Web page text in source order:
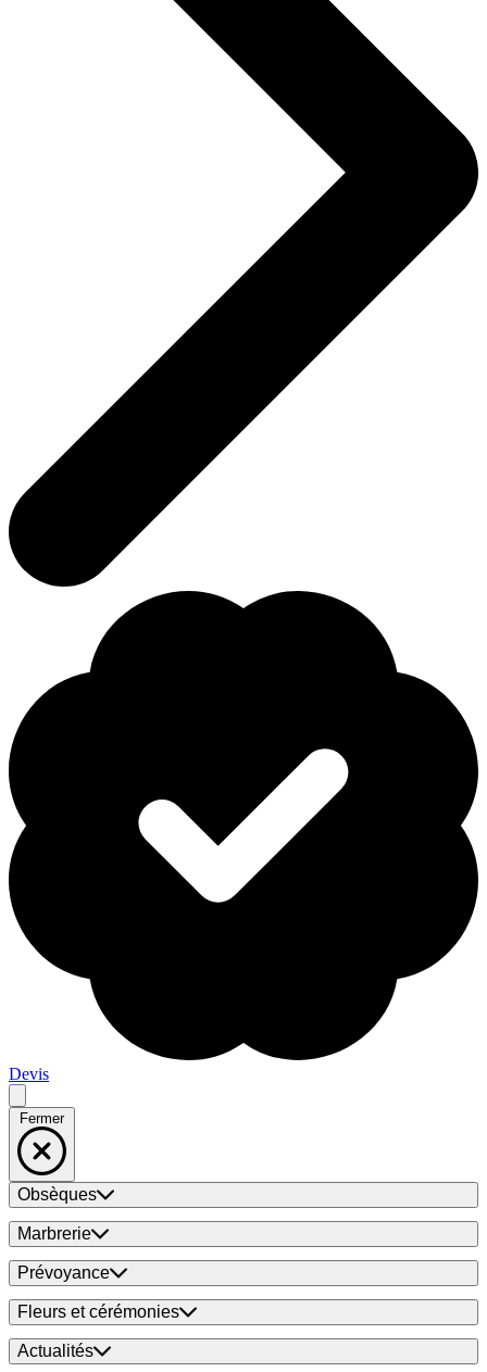
Devis
Fermer
Obsèques
Marbrerie
Prévoyance
Fleurs et cérémonies
Actualités